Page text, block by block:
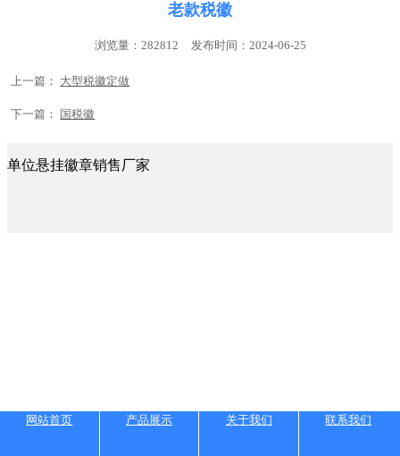
老款税徽
浏览量：282812 发布时间：2024-06-25
上一篇： 大型税徽定做
下一篇： 国税徽
单位悬挂徽章销售厂家
网站首页 产品展示 关于我们 联系我们